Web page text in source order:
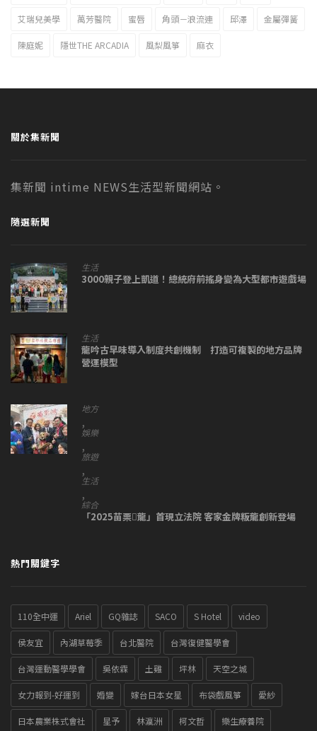
艾瑞兒美學 萬芳醫院 蜜唇 角頭－浪流連 邱澤 金屬彈簧
陳庭妮 隱世THE ARCADIA 風梨風箏 麻衣
關於集新聞
集新聞 intime NEWS生活型新聞網站。
隨選新聞
生活
3000親子登上凱道！總統府前搖身變為大型都市遊戲場
生活
龍吟古早味導入制度共創機制 打造可複製的地方品牌
營運模型
地方
,
娛樂
,
旅遊
,
生活
,
綜合
「2025苗栗𪹚龍」首現立法院 客家金牌粄龍創新登場
熱門關鍵字
110全中運 Ariel GQ雜誌 SACO S Hotel video
侯友宜 內湖草莓季 台北醫院 台灣復健醫學會
台灣運動醫學學會 吳依霖 土雞 坪林 天空之城
女力報到-好運到 婚變 嫁台日本女星 布袋戲風箏 愛紗
日本農業株式會社 星予 林瀛洲 柯文哲 樂生療養院